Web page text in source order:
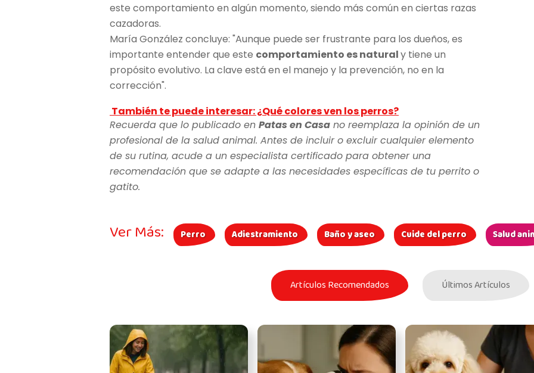
este comportamiento en algún momento, siendo más común en ciertas razas
cazadoras.
María González concluye: "Aunque puede ser frustrante para los dueños, es
importante entender que este comportamiento es naturaly tiene un
propósito evolutivo. La clave está en el manejo y la prevención, no en la
corrección".
También te puede interesar: ¿Qué colores ven los perros?
Recuerda que lo publicado en Patas en Casa no reemplaza la opinión de un
profesional de la salud animal. Antes de incluir o excluir cualquier elemento
de su rutina, acude a un especialista certificado para obtener una
recomendación que se adapte a las necesidades específicas de tu perrito o
gatito.
Ver Más: Perro Adiestramiento Baño y aseo Cuide del perro Salud
Artículos Recomendados Últimos Artículos